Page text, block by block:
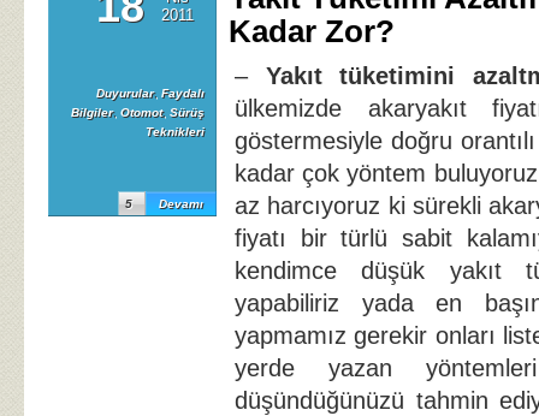
2011
Duyurular, Faydalı
Bilgiler, Otomot, Sürüş
Teknikleri
Devamı
5
Kadar Zor?
– Yakıt tüketimini
ülkemizde akaryakıt
göstermesiyle doğru
kadar çok yöntem
az harcıyoruz ki sürekli
fiyatı bir türlü sabit
kendimce düşük yakıt
yapabiliriz yada en
yapmamız gerekir onları
yerde yazan
düşündüğünüzü tahmin